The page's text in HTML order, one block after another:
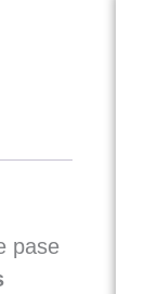
pase